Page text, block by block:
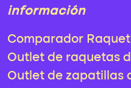
información
Comparador
Outlet de raquetas
Outlet de zapatillas